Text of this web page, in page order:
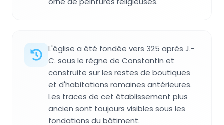
L'église a été fondée vers 325 après J.-
C. sous le règne de Constantin et
construite sur les restes de boutiques
et d'habitations romaines antérieures.
Les traces de cet établissement plus
ancien sont toujours visibles sous les
fondations du bâtiment.